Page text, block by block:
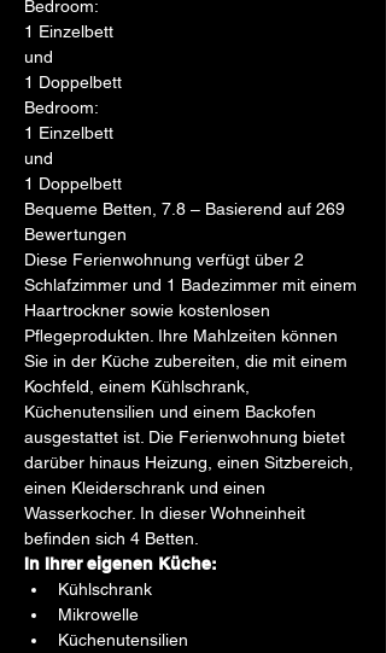
Bedroom:
1 Einzelbett
und
1 Doppelbett
Bedroom:
1 Einzelbett
und
1 Doppelbett
Bequeme Betten, 7.8 – Basierend auf 269
Bewertungen
Diese Ferienwohnung verfügt über 2
Schlafzimmer und 1 Badezimmer mit einem
Haartrockner sowie kostenlosen
Pflegeprodukten. Ihre Mahlzeiten können
Sie in der Küche zubereiten, die mit einem
Kochfeld, einem Kühlschrank,
Küchenutensilien und einem Backofen
ausgestattet ist. Die Ferienwohnung bietet
darüber hinaus Heizung, einen Sitzbereich,
einen Kleiderschrank und einen
Wasserkocher. In dieser Wohneinheit
befinden sich 4 Betten.
In Ihrer eigenen Küche:
Kühlschrank
Mikrowelle
Küchenutensilien